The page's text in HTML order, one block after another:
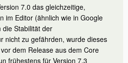
7.0 das gleichzeitige,
im Editor (ähnlich wie in Google
die Stabilität der
nicht zu gefährden, wurde dieses
dem Release aus dem Core
frühestens für Version 7.3